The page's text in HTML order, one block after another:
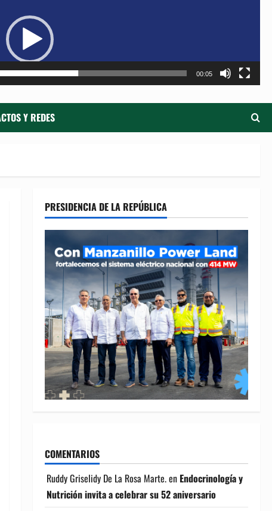
00:05
Y REDES
PRESIDENCIA DE LA REPÚBLICA
COMENTARIOS
Ruddy Griselidy De La Rosa Marte.en Endocrinología y
Nutrición invita a celebrar su 52 aniversario